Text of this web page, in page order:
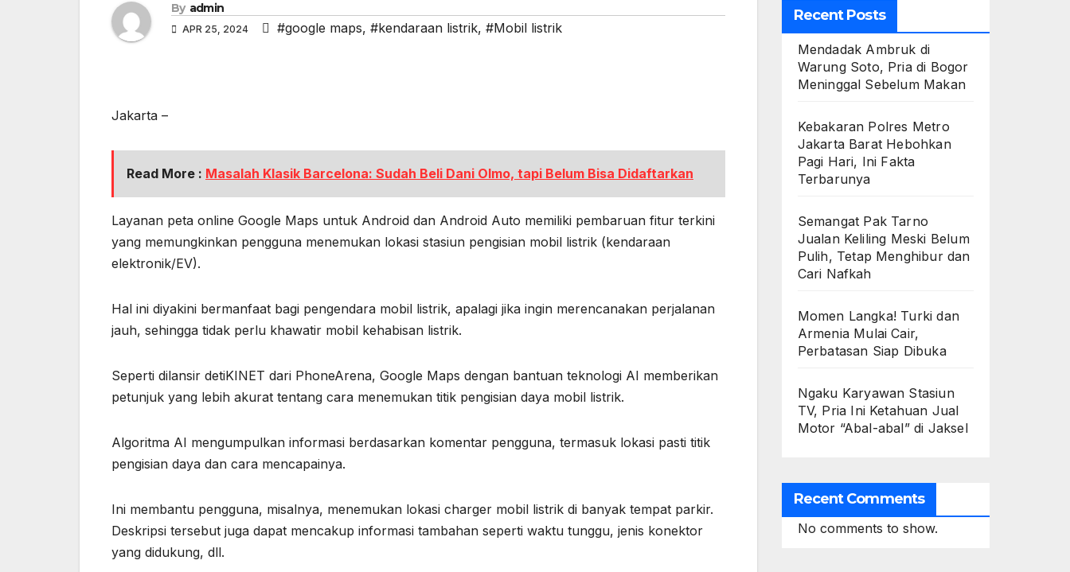
By admin
APR 25, 2024 #google maps, #kendaraan listrik, #Mobil listrik
Jakarta –
Read More : Masalah Klasik Barcelona: Sudah Beli Dani Olmo, tapi Belum Bisa Didaftarkan
Layanan peta online Google Maps untuk Android dan Android Auto memiliki pembaruan fitur terkini
yang memungkinkan pengguna menemukan lokasi stasiun pengisian mobil listrik (kendaraan
elektronik/EV).
Hal ini diyakini bermanfaat bagi pengendara mobil listrik, apalagi jika ingin merencanakan perjalanan
jauh, sehingga tidak perlu khawatir mobil kehabisan listrik.
Seperti dilansir detiKINET dari PhoneArena, Google Maps dengan bantuan teknologi AI memberikan
petunjuk yang lebih akurat tentang cara menemukan titik pengisian daya mobil listrik.
Algoritma AI mengumpulkan informasi berdasarkan komentar pengguna, termasuk lokasi pasti titik
pengisian daya dan cara mencapainya.
Ini membantu pengguna, misalnya, menemukan lokasi charger mobil listrik di banyak tempat parkir.
Deskripsi tersebut juga dapat mencakup informasi tambahan seperti waktu tunggu, jenis konektor
yang didukung, dll.
Recent Posts
Mendadak Ambruk di
Warung Soto, Pria di Bogor
Meninggal Sebelum Makan
Kebakaran Polres Metro
Jakarta Barat Hebohkan
Pagi Hari, Ini Fakta
Terbarunya
Semangat Pak Tarno
Jualan Keliling Meski Belum
Pulih, Tetap Menghibur dan
Cari Nafkah
Momen Langka! Turki dan
Armenia Mulai Cair,
Perbatasan Siap Dibuka
Ngaku Karyawan Stasiun
TV, Pria Ini Ketahuan Jual
Motor “Abal-abal” di Jaksel
Recent Comments
No comments to show.